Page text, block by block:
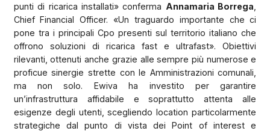
punti di ricarica installati» conferma Annamaria Borrega
Chief Financial Officer. «Un traguardo importante che ci
pone tra i principali Cpo presenti sul territorio italiano che
offrono soluzioni di ricarica fast e ultrafast». Obiettivi
rilevanti, ottenuti anche grazie alle sempre più numerose e
proficue sinergie strette con le Amministrazioni comunali,
ma non solo. Ewiva ha investito per garantire
un’infrastruttura affidabile e soprattutto attenta alle
esigenze degli utenti, scegliendo location particolarmente
strategiche dal punto di vista dei Point of interest e